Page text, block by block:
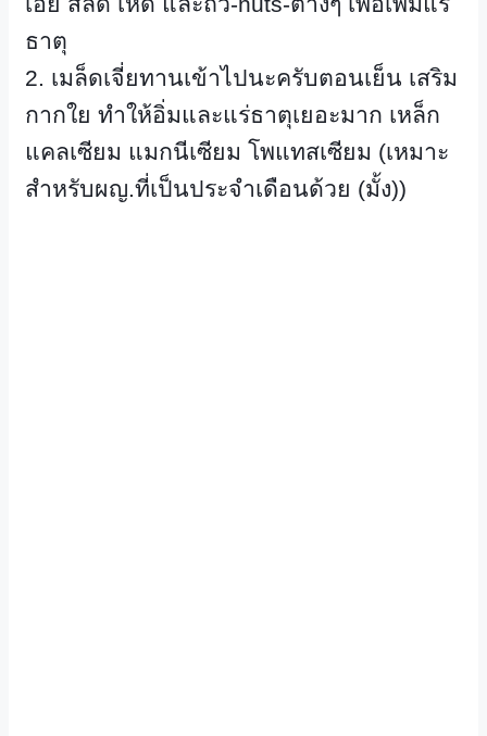
ธาตุ
2. เมล็ดเจี่ยทานเข้าไปนะครับตอนเย็น เสริม
กากใย ทำให้อิ่มและแร่ธาตุเยอะมาก เหล็ก
แคลเซียม แมกนีเซียม โพแทสเซียม (เหมาะ
สำหรับผญ.ที่เป็นประจำเดือนด้วย (มั้ง))